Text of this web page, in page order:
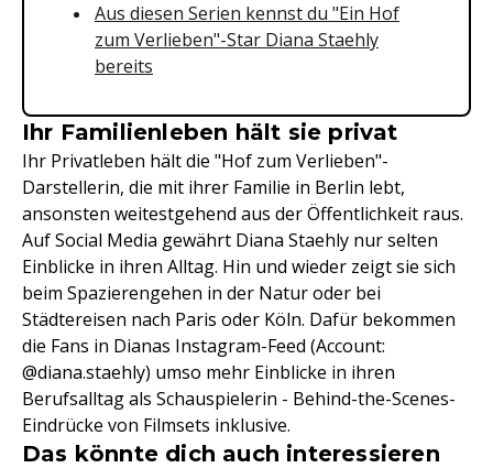
Aus diesen Serien kennst du "Ein Hof
zum Verlieben"-Star Diana Staehly
bereits
Ihr Familienleben hält sie privat
Ihr Privatleben hält die "Hof zum Verlieben"-
Darstellerin, die mit ihrer Familie in Berlin lebt,
ansonsten weitestgehend aus der Öffentlichkeit raus.
Auf Social Media gewährt Diana Staehly nur selten
Einblicke in ihren Alltag. Hin und wieder zeigt sie sich
beim Spazierengehen in der Natur oder bei
Städtereisen nach Paris oder Köln. Dafür bekommen
die Fans in Dianas Instagram-Feed (Account:
@diana.staehly) umso mehr Einblicke in ihren
Berufsalltag als Schauspielerin - Behind-the-Scenes-
Eindrücke von Filmsets inklusive.
Das könnte dich auch interessieren